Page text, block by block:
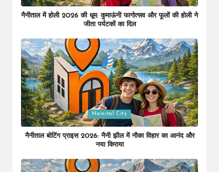
in
नैनीताल में होली 2026 की धूम: कुमाऊंनी फागोत्सव और फूलों की होली ने
जीता पर्यटकों का दिल
Posted
in
Nainital City
नैनीताल बोटिंग प्राइस 2026: नैनी झील में नौका विहार का आनंद और
नया किराया